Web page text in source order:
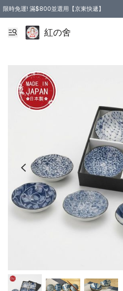
限時免運! 滿$800並選用【京東快遞】
紅の舍